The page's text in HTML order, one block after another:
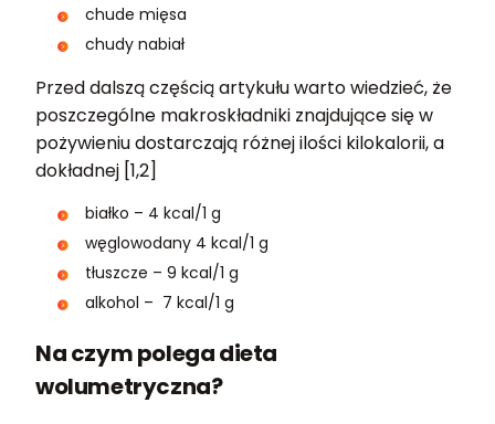
chude mięsa
chudy nabiał
Przed dalszą częścią artykułu warto wiedzieć, że
poszczególne makroskładniki znajdujące się w
pożywieniu dostarczają różnej ilości kilokalorii, a
dokładnej [1,2]
białko – 4 kcal/1 g
węglowodany 4 kcal/1 g
tłuszcze – 9 kcal/1 g
alkohol – 7 kcal/1 g
Na czym polega dieta
wolumetryczna?